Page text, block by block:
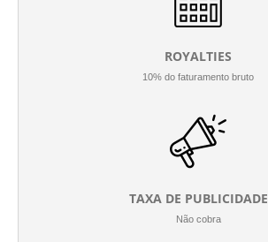
ROYALTIES
10% do faturamento bruto
TAXA DE PUBLICIDADE
Não cobra